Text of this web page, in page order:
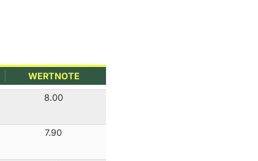
WERTNOTE
8.00
7.90